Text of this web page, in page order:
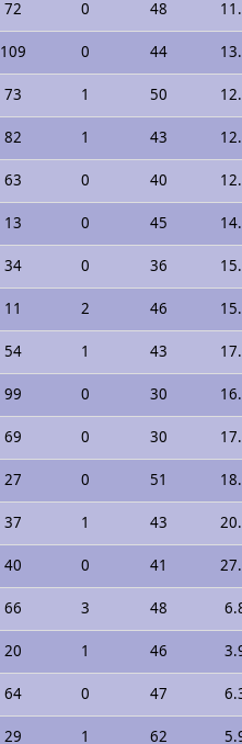
72 0 48
109 0 44
73 1 50
82 1 43
63 0 40
13 0 45
34 0 36
11 2 46
54 1 43
99 0 30
69 0 30
27 0 51
37 1 43
40 0 41
66 3 48
20 1 46
64 0 47
29 1 62